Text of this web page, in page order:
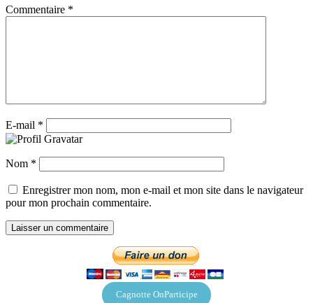
Commentaire *
E-mail *
Nom *
Enregistrer mon nom, mon e-mail et mon site dans le navigateur
pour mon prochain commentaire.
Cagnotte OnParticipe